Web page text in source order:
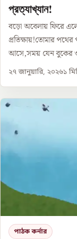
প্রত্যাখ্যান!
বড়ো অবেলায় ফিরে
প্রতিক্ষায়!তোমার
আসে,সময় যেন বুকের
২৭ জানুয়ারি, ২০২৬১
পাঠক কর্নার